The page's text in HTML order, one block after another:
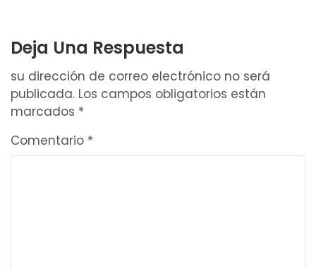
NAVEGACIÓN
Deja Una Respuesta
su dirección de correo electrónico no será
publicada. Los campos obligatorios están
marcados *
Comentario *